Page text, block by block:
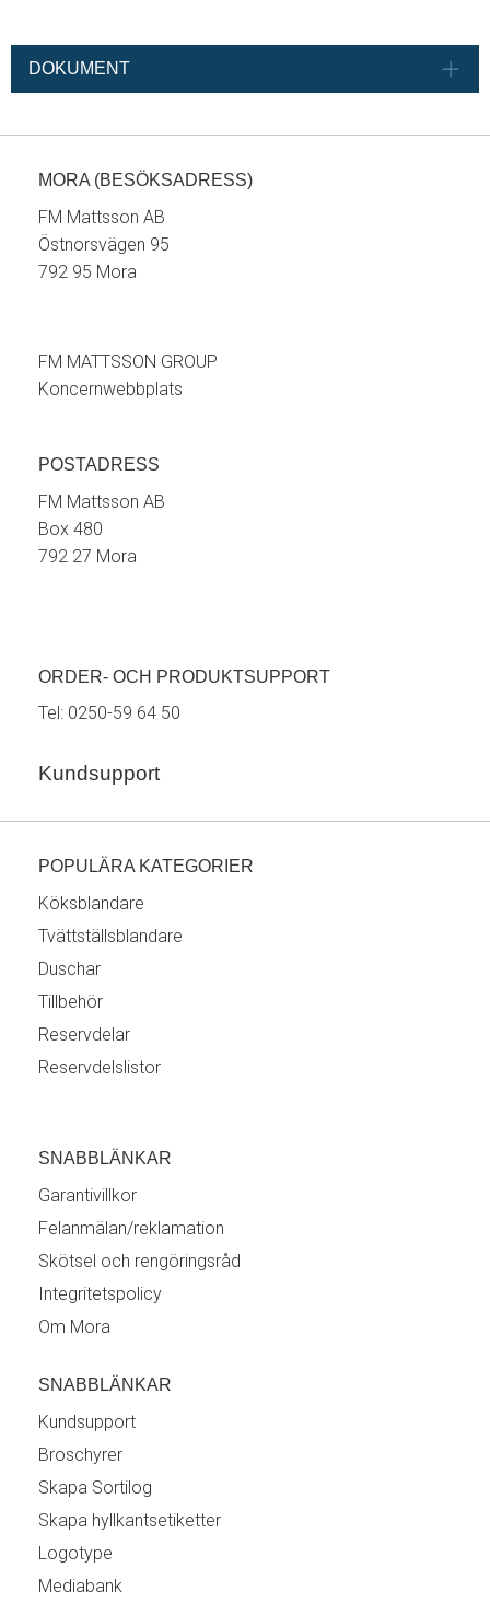
DOKUMENT
MORA (BESÖKSADRESS)
FM Mattsson AB
Östnorsvägen 95
792 95 Mora
FM MATTSSON GROUP
Koncernwebbplats
POSTADRESS
FM Mattsson AB
Box 480
792 27 Mora
ORDER- OCH PRODUKTSUPPORT
Tel: 0250-59 64 50
Kundsupport
POPULÄRA KATEGORIER
Köksblandare
Tvättställsblandare
Duschar
Tillbehör
Reservdelar
Reservdelslistor
SNABBLÄNKAR
Garantivillkor
Felanmälan/reklamation
Skötsel och rengöringsråd
Integritetspolicy
Om Mora
SNABBLÄNKAR
Kundsupport
Broschyrer
Skapa Sortilog
Skapa hyllkantsetiketter
Logotype
Mediabank